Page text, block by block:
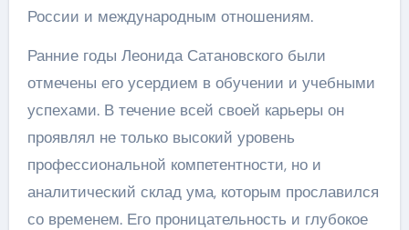
России и международным отношениям.
Ранние годы Леонида Сатановского были
отмечены его усердием в обучении и учебными
успехами. В течение всей своей карьеры он
проявлял не только высокий уровень
профессиональной компетентности, но и
аналитический склад ума, которым прославился
со временем. Его проницательность и глубокое